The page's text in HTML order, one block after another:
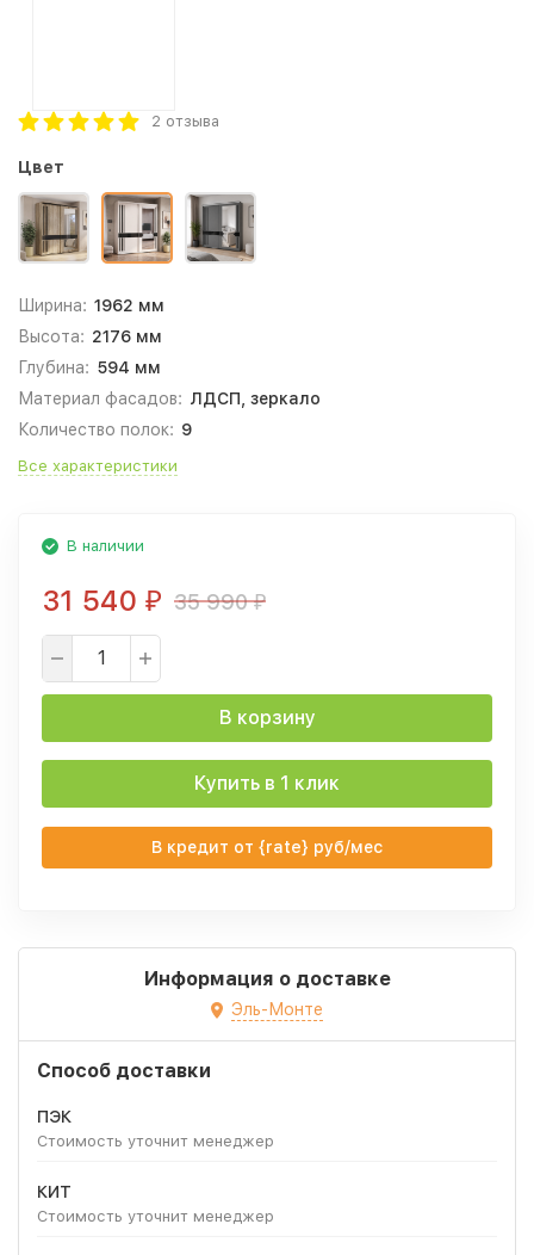
2 отзыва
Цвет
Ширина: 1962 мм
Высота: 2176 мм
Глубина: 594 мм
Материал фасадов: ЛДСП, зеркало
Количество полок: 9
Все характеристики
В наличии
31 540 ₽ 35 990₽
В корзину
Купить в 1 клик
В кредит от {rate} руб/мес
Информация о доставке
Эль-Монте
Способ доставки
ПЭК
Стоимость уточнит менеджер
КИТ
Стоимость уточнит менеджер